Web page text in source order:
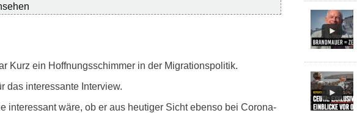
Kurz ein Hoffnungsschimmer in der Migrationspolitik.
das interessante Interview.
interessant wäre, ob er aus heutiger Sicht ebenso bei Corona-